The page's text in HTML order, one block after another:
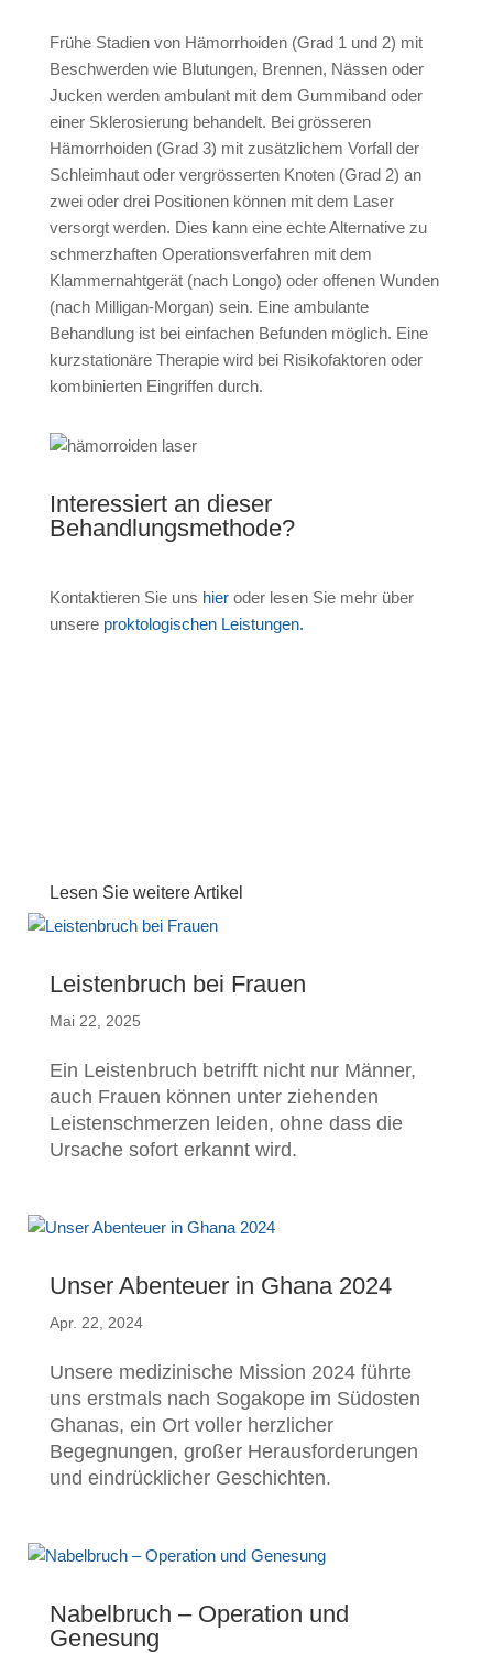
Frühe Stadien von Hämorrhoiden (Grad 1 und 2) mit
Beschwerden wie Blutungen, Brennen, Nässen oder
Jucken werden ambulant mit dem Gummiband oder
einer Sklerosierung behandelt. Bei grösseren
Hämorrhoiden (Grad 3) mit zusätzlichem Vorfall der
Schleimhaut oder vergrösserten Knoten (Grad 2) an
zwei oder drei Positionen können mit dem Laser
versorgt werden. Dies kann eine echte Alternative zu
schmerzhaften Operationsverfahren mit dem
Klammernahtgerät (nach Longo) oder offenen Wunden
(nach Milligan-Morgan) sein. Eine ambulante
Behandlung ist bei einfachen Befunden möglich. Eine
kurzstationäre Therapie wird bei Risikofaktoren oder
kombinierten Eingriffen durch.
Interessiert an dieser
Behandlungsmethode?
Kontaktieren Sie uns hieroder lesen Sie mehr über
unsere proktologischen Leistungen.
Lesen Sie weitere Artikel
Leistenbruch bei Frauen
Mai 22, 2025
Ein Leistenbruch betrifft nicht nur Männer,
auch Frauen können unter ziehenden
Leistenschmerzen leiden, ohne dass die
Ursache sofort erkannt wird.
Unser Abenteuer in Ghana 2024
Apr. 22, 2024
Unsere medizinische Mission 2024 führte
uns erstmals nach Sogakope im Südosten
Ghanas, ein Ort voller herzlicher
Begegnungen, großer Herausforderungen
und eindrücklicher Geschichten.
Nabelbruch – Operation und
Genesung